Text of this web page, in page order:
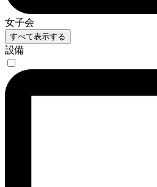
女子会
すべて表示する
設備